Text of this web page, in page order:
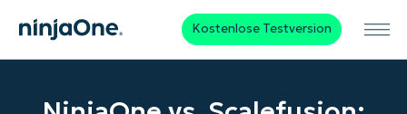
Kostenlose Testversion